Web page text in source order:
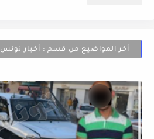
أخر المواضيع من قسم : أخبار تونس